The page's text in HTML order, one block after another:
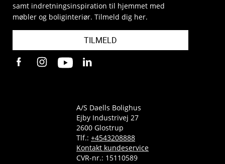
samt indretningsinspiration til hjemmet med
møbler og boliginteriør. Tilmeld dig her.
TILMELD
A/S Daells Bolighus
Ejby Industrivej 27
2600 Glostrup
Tlf.: +4543208888
Kontakt kundeservice
CVR-nr.: 15110589